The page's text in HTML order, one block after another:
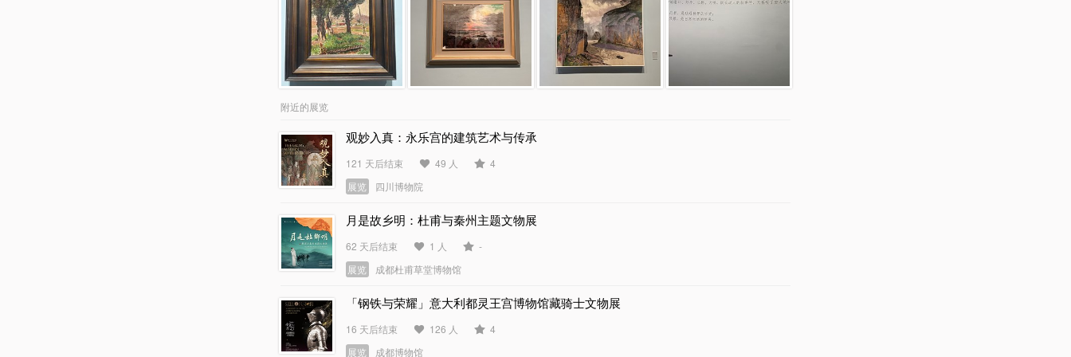
附近的展览
观妙入真：永乐宫的建筑艺术与传承
121 天后结束 49 人
4
展览
四川博物院
月是故乡明：杜甫与秦州主题文物展
62 天后结束 1 人
-
展览
成都杜甫草堂博物馆
「钢铁与荣耀」意大利都灵王宫博物馆藏骑士文物展
16 天后结束 126 人
4
展览
成都博物馆